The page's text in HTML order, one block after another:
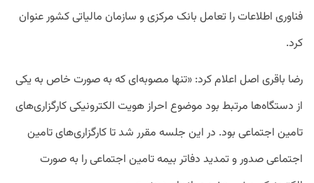
فناوری اطلاعات را تعامل بانک مرکزی و سازمان مالیاتی کشور عنوان
کرد.
رضا باقری اصل اعلام کرد: «تنها مصوبه‌ای که به صورت خاص به یکی
از دستگاه‌ها مرتبط بود موضوع احراز هویت الکترونیکی کارگزاری‌های
تامین اجتماعی بود. در این جلسه مقرر شد تا کارگزاری‌های تامین
اجتماعی صدور و تمدید دفاتر بیمه تامین اجتماعی را به صورت